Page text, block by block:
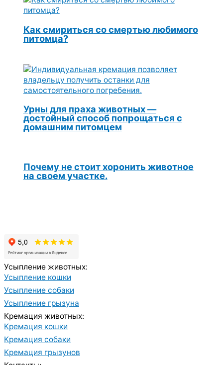
Как смириться со смертью любимого
питомца?
Урны для праха животных —
достойный способ попрощаться с
домашним питомцем
Почему не стоит хоронить животное
на своем участке.
Усыпление животных:
Усыпление кошки
Усыпление собаки
Усыпление грызуна
Кремация животных:
Кремация кошки
Кремация собаки
Кремация грызунов